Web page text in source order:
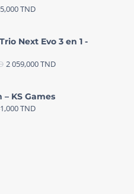
TND
Next Evo 3 en 1 -
2 059,000TND
KS Games
TND